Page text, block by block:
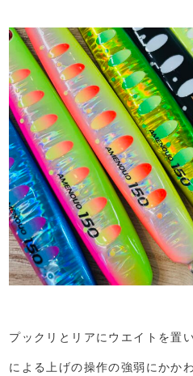
プックリとリアにウエイトを置
による上げの操作の強弱にかか